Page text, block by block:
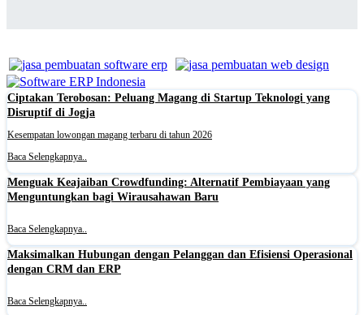
Ciptakan Terobosan: Peluang Magang di Startup Teknologi yang
Disruptif di Jogja
Kesempatan lowongan magang terbaru di tahun 2026
Baca Selengkapnya..
Menguak Keajaiban Crowdfunding: Alternatif Pembiayaan yang
Menguntungkan bagi Wirausahawan Baru
Baca Selengkapnya..
Maksimalkan Hubungan dengan Pelanggan dan Efisiensi Operasional
dengan CRM dan ERP
Baca Selengkapnya..